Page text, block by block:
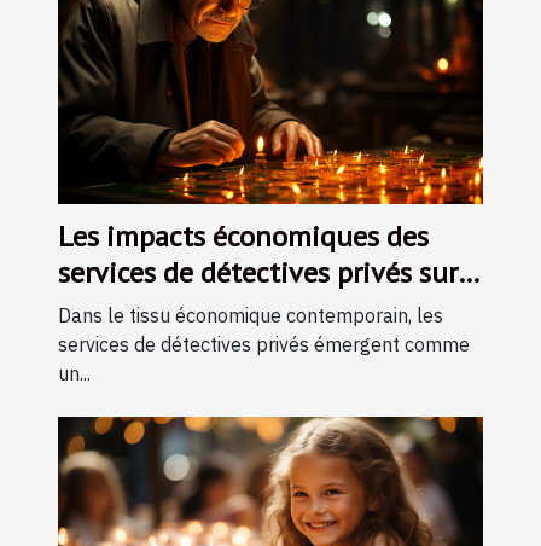
Les impacts économiques des
services de détectives privés sur
les petites entreprises locales
Dans le tissu économique contemporain, les
services de détectives privés émergent comme
un...